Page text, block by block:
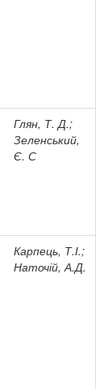
Глян, Т. Д.;
Зеленський,
Є. С
Карпець, Т.І.;
Наточій, А.Д.